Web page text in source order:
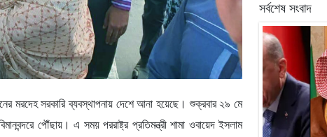
মরদেহ সরকারি ব্যবস্থাপনায় দেশে আনা হয়েছে। শুক্রবার ২৯ মে
পৌঁছায়। এ সময় পররাষ্ট্র প্রতিমন্ত্রী শামা ওবায়েদ ইসলাম
সর্বশেষ সংবাদ